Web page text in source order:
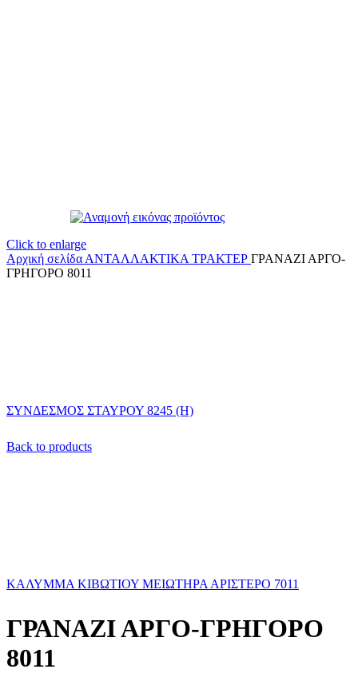
Click to enlarge
Αρχική σελίδα ΑΝΤΑΛΛΑΚΤΙΚΑ ΤΡΑΚΤΕΡ ΓΡΑΝΑΖΙ ΑΡΓΟ-
ΓΡΗΓΟΡΟ 8011
ΣΥΝΔΕΣΜΟΣ ΣΤΑΥΡΟΥ 8245 (Η)
Back to products
ΚΑΛΥΜΜΑ ΚΙΒΩΤΙΟΥ ΜΕΙΩΤΗΡΑ ΑΡΙΣΤΕΡΟ 7011
ΓΡΑΝΑΖΙ ΑΡΓΟ-ΓΡΗΓΟΡΟ
8011